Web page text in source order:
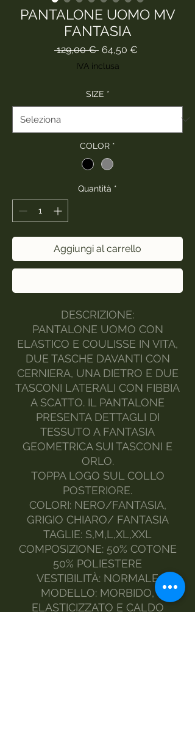
PANTALONE UOMO MV
FANTASIA
129,00 € Prezzo
regolare
64,50 €
IVA inclusa
SIZE *
COLOR *
Quantità *
Aggiungi al carrello
DESCRIZIONE:
PANTALONE UOMO CON
ELASTICO E COULISSE IN VITA,
DUE TASCHE DAVANTI CON
CERNIERA, UNA DIETRO E DUE
TASCONI LATERALI CON FIBBIA
A SCATTO. IL PANTALONE
PRESENTA DETTAGLI DI
TESSUTO A FANTASIA
GEOMETRICA SUI TASCONI E
ORLO.
TOPPA LOGO SUL COLLO
POSTERIORE.
COLORI: NERO/FANTASIA,
GRIGIO CHIARO/ FANTASIA
TAGLIE: S,M,L,XL,XXL
COMPOSIZIONE: 50% COTONE
50% POLIESTERE
VESTIBILITÀ: NORMALE
MODELLO: MORBIDO,
ELASTICIZZATO E CALDO